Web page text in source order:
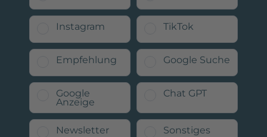
Instagram TikTok
Empfehlung Google Suche
Google
Anzeige
Chat GPT
Newsletter Sonstiges